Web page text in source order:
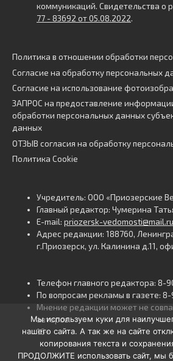
коммуникаций. Свидетельства о
77 - 83692 от 05.08.2022.
Политика в отношении обработки
Согласие на обработку персональных
Согласие на использование
ЗАПРОС на предоставление
обработки персональных данных
данных
ОТЗЫВ согласия на обработку
Политика Cookie
Учредитель: ООО «Приозерские
Главный редактор: Чумерина
E-mail: priozersk-vedomosti@mail.ru
Адрес редакции: 188760,
г.Приозерск, ул. Калинина д.11,
Телефон главного редактора: 8-
По вопросам рекламы в газете:
Мнение редакции может не
авторов.
16+
Мы используем куки для
нашего сайта. А так же на сайте
копирования текста и
ПРОДОЛЖИТЕ использовать сайт, мы